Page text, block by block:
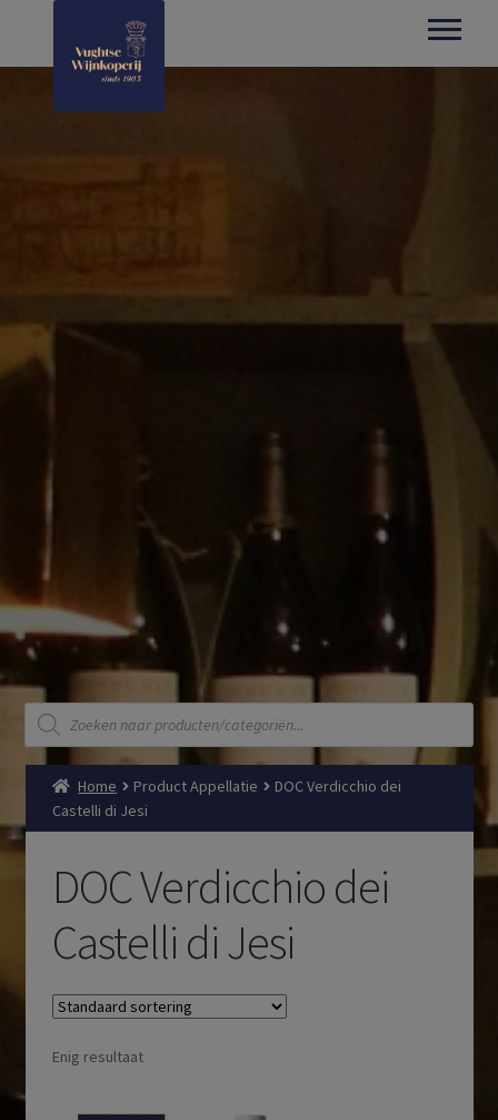
Producten
zoeken
Home Product Appellatie
DOC Verdicchio dei
Castelli di Jesi
DOC Verdicchio dei
Castelli di Jesi
Enig resultaat